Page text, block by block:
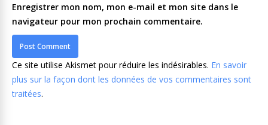
Enregistrer mon nom, mon e-mail et mon site dans le
navigateur pour mon prochain commentaire.
Ce site utilise Akismet pour réduire les indésirables. En savoir
plus sur la façon dont les données de vos commentaires sont
traitées.